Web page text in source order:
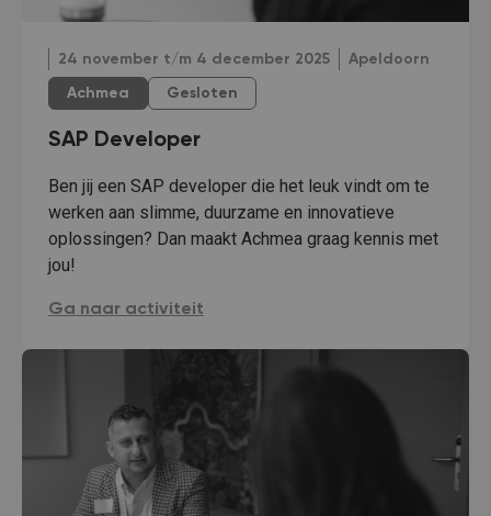
24 november t/m 4 december 2025 Apeldoorn
Achmea Gesloten
SAP Developer
Ben jij een SAP developer die het leuk vindt om te
werken aan slimme, duurzame en innovatieve
oplossingen? Dan maakt Achmea graag kennis met
jou!
SAP Developer :
Ga naar activiteit